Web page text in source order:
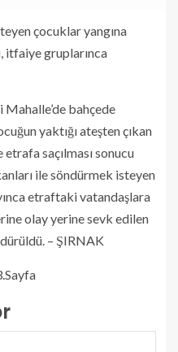
çocuklar yangına
itfaiye gruplarınca
bahçede
yaktığı ateşten çıkan
etrafa saçılması sonucu
ile söndürmek isteyen
etraftaki vatandaşlara
olay yerine sevk edilen
– ŞIRNAK